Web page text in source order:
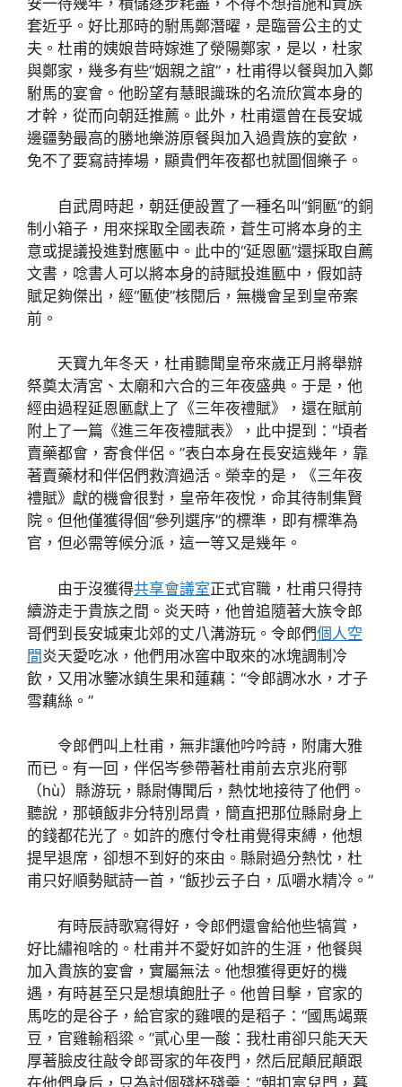
安一待幾年，積儲逐步耗盡，不得不想措施和貴族
套近乎。好比那時的駙馬鄭潛曜，是臨晉公主的丈
夫。杜甫的姨娘昔時嫁進了滎陽鄭家，是以，杜家
與鄭家，幾多有些“姻親之誼”，杜甫得以餐與加入鄭
駙馬的宴會。他盼望有慧眼識珠的名流欣賞本身的
才幹，從而向朝廷推薦。此外，杜甫還曾在長安城
邊疆勢最高的勝地樂游原餐與加入過貴族的宴飲，
免不了要寫詩捧場，顯貴們年夜都也就圖個樂子。
自武周時起，朝廷便設置了一種名叫“銅匭”的銅
制小箱子，用來採取全國表疏，蒼生可將本身的主
意或提議投進對應匭中。此中的“延恩匭”還採取自薦
文書，唸書人可以將本身的詩賦投進匭中，假如詩
賦足夠傑出，經“匭使”核閱后，無機會呈到皇帝案
前。
天寶九年冬天，杜甫聽聞皇帝來歲正月將舉辦
祭奠太清宮、太廟和六合的三年夜盛典。于是，他
經由過程延恩匭獻上了《三年夜禮賦》，還在賦前
附上了一篇《進三年夜禮賦表》，此中提到：“頃者
賣藥都會，寄食伴侶。”表白本身在長安這幾年，靠
著賣藥材和伴侶們救濟過活。榮幸的是，《三年夜
禮賦》獻的機會很對，皇帝年夜悅，命其待制集賢
院。但他僅獲得個“參列選序”的標準，即有標準為
官，但必需等候分派，這一等又是幾年。
由于沒獲得共享會議室正式官職，杜甫只得持
續游走于貴族之間。炎天時，他曾追隨著大族令郎
哥們到長安城東北郊的丈八溝游玩。令郎們個人空
間炎天愛吃冰，他們用冰窖中取來的冰塊調制冷
飲，又用冰鑒冰鎮生果和蓮藕：“令郎調冰水，才子
雪藕絲。”
令郎們叫上杜甫，無非讓他吟吟詩，附庸大雅
而已。有一回，伴侶岑參帶著杜甫前去京兆府鄠
（hù）縣游玩，縣尉傳聞后，熱忱地接待了他們。
聽說，那頓飯非分特別昂貴，簡直把那位縣尉身上
的錢都花光了。如許的應付令杜甫覺得束縛，他想
提早退席，卻想不到好的來由。縣尉過分熱忱，杜
甫只好順勢賦詩一首，“飯抄云子白，瓜嚼水精冷。”
有時辰詩歌寫得好，令郎們還會給他些犒賞，
好比繡袍啥的。杜甫并不愛好如許的生涯，他餐與
加入貴族的宴會，實屬無法。他想獲得更好的機
遇，有時甚至只是想填飽肚子。他曾目擊，官家的
馬吃的是谷子，給官家的雞喂的是稻子：“國馬竭粟
豆，官雞輸稻粱。”貳心里一酸：我杜甫卻只能天天
厚著臉皮往敲令郎哥家的年夜門，然后屁顛屁顛跟
在他們身后，只為討個殘杯殘羹：“朝扣富兒門，暮